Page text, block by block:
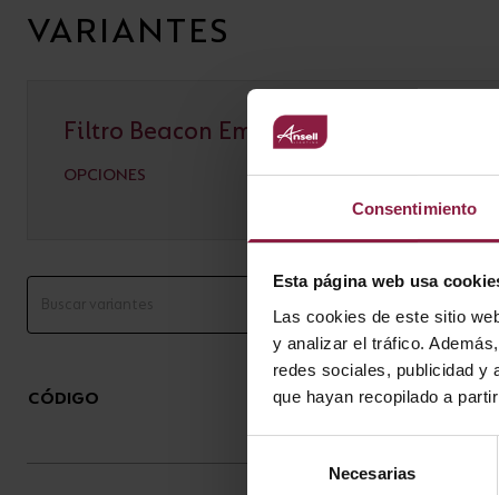
Consentimiento
Esta página web usa
Las cookies de este sitio
y analizar el tráfico.
redes sociales, publicidad y
que hayan recopilado a
Necesarias
VARIANTES
Filtro Beacon Emergency Downlight
OPCIONES
CÓDIGO DESCRIPCIÓN